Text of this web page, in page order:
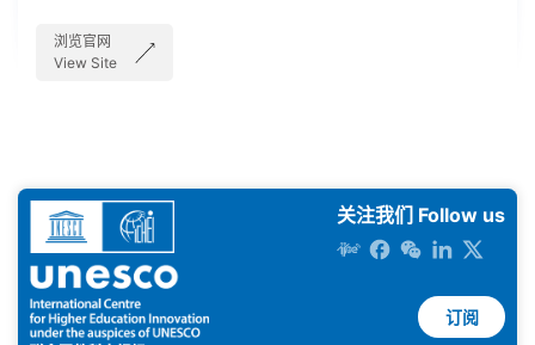
浏览官网
View Site
关注我们 Follow us
订阅